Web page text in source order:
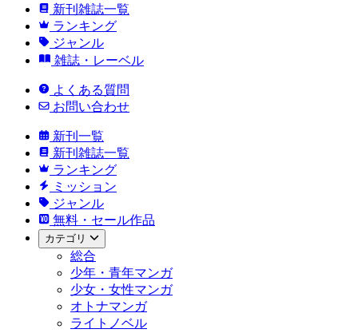
新刊雑誌一覧
ランキング
ジャンル
雑誌・レーベル
よくある質問
お問い合わせ
新刊一覧
新刊雑誌一覧
ランキング
ミッション
ジャンル
無料・セール作品
カテゴリ
総合
少年・青年マンガ
少女・女性マンガ
オトナマンガ
ライトノベル